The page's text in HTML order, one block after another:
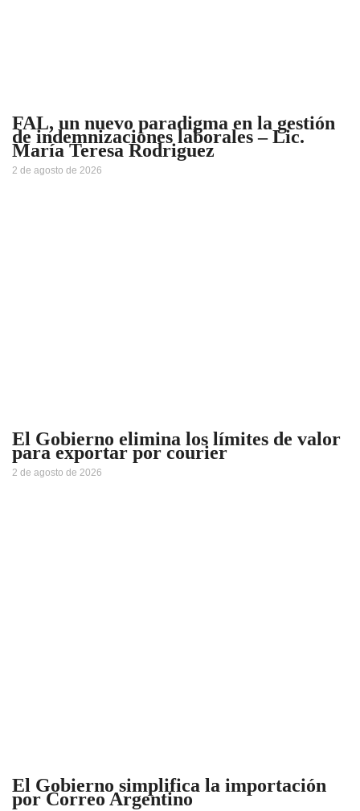
FAL, un nuevo paradigma en la gestión
de indemnizaciones laborales – Lic.
María Teresa Rodriguez
2 de agosto de 2026
El Gobierno elimina los límites de valor
para exportar por courier
2 de agosto de 2026
El Gobierno simplifica la importación
por Correo Argentino